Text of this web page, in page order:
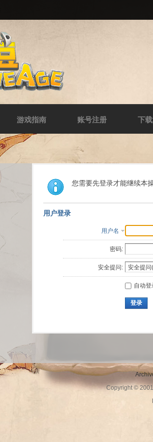
游戏指南 账号注册 下
您需要先登录才能继续本
用户登录
用户名
密码:
安全提问:
自动登
登录
Copyright ©